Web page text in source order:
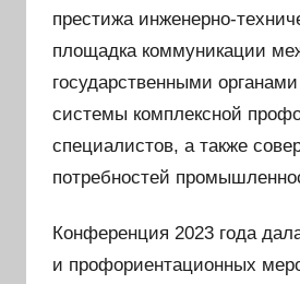
престижа инженерно-
площадка коммуникации
государственными
системы комплексной
специалистов, а также
потребностей
Конференция 2023 года
и профориентационных